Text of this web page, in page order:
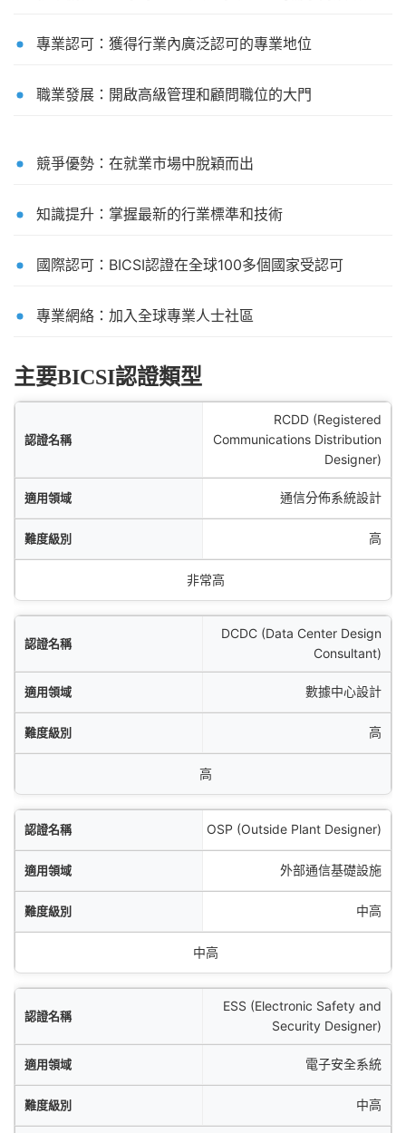
專業認可：獲得行業內廣泛認可的專業地位
職業發展：開啟高級管理和顧問職位的大門
競爭優勢：在就業市場中脫穎而出
知識提升：掌握最新的行業標準和技術
國際認可：BICSI認證在全球100多個國家受認可
專業網絡：加入全球專業人士社區
主要BICSI認證類型
市場需求
RCDD (Registered
Communications Distribution
Designer)
通信分佈系統設計
高
非常高
DCDC (Data Center Design
Consultant)
數據中心設計
高
高
OSP (Outside Plant Designer)
外部通信基礎設施
中高
中高
ESS (Electronic Safety and
Security Designer)
電子安全系統
中高